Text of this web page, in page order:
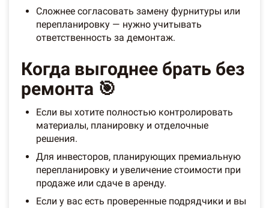
Сложнее согласовать замену фурнитуры или
перепланировку — нужно учитывать
ответственность за демонтаж.
Когда выгоднее брать без
ремонта 🎯
Если вы хотите полностью контролировать
материалы, планировку и отделочные
решения.
Для инвесторов, планирующих премиальную
перепланировку и увеличение стоимости при
продаже или сдаче в аренду.
Если у вас есть проверенные подрядчики и вы